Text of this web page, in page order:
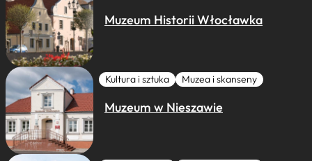
Muzeum Historii Włocławka
Kultura i sztuka Muzea i skanseny
Muzeum w Nieszawie